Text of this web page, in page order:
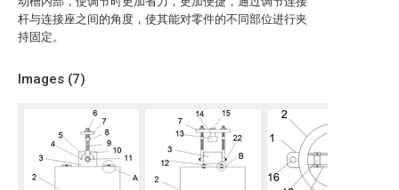
杆与连接座之间的角度，使其能对零件的不同部位进行夹
持固定。
Images (7)